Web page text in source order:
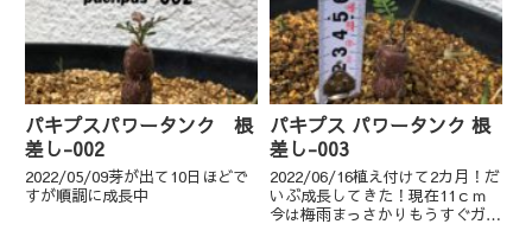
パキプスパワータンク 根
差し-002
2022/05/09芽が出て10日ほどで
すが順調に成長中
パキプス パワータンク 根
差し-003
2022/06/16植え付けて2カ月！だ
いぶ成長してきた！現在11ｃｍ
今は梅雨まっさかりもうすぐガン